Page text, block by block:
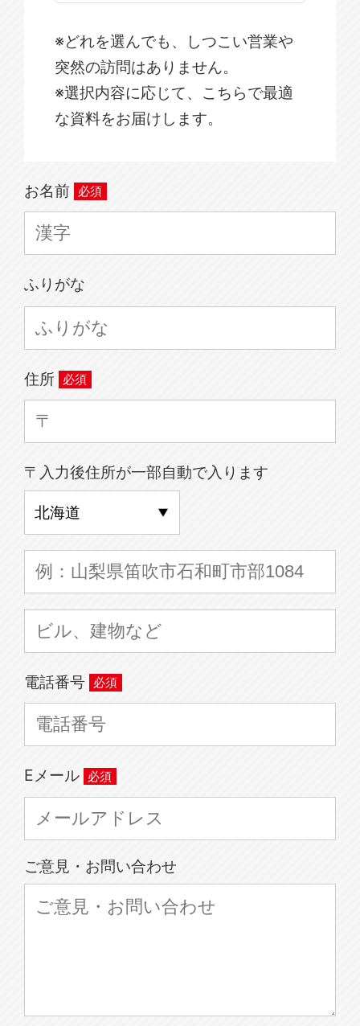
※どれを選んでも、しつこい営業や
突然の訪問はありません。
※選択内容に応じて、こちらで最適
な資料をお届けします。
お名前
ふりがな
住所
〒入力後住所が一部自動で入ります
電話番号
Eメール
ご意見・お問い合わせ